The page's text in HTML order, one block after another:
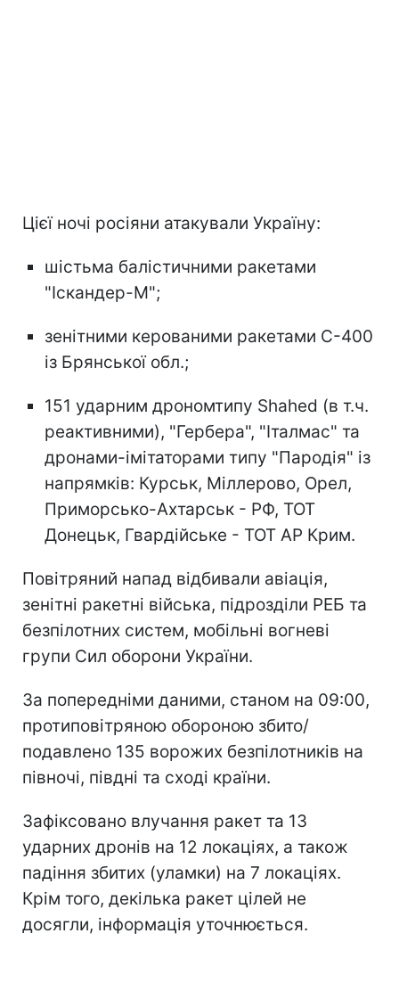
Цієї ночі росіяни атакували Україну:
шістьма балістичними ракетами
"Іскандер-М";
зенітними керованими ракетами С-400
із Брянської обл.;
151 ударним дрономтипу Shahed (в т.ч.
реактивними), "Гербера", "Італмас" та
дронами-імітаторами типу "Пародія" із
напрямків: Курськ, Міллерово, Орел,
Приморсько-Ахтарськ - РФ, ТОТ
Донецьк, Гвардійське - ТОТ АР Крим.
Повітряний напад відбивали авіація,
зенітні ракетні війська, підрозділи РЕБ та
безпілотних систем, мобільні вогневі
групи Сил оборони України.
За попередніми даними, станом на 09:00,
протиповітряною обороною збито/
подавлено 135 ворожих безпілотників на
півночі, півдні та сході країни.
Зафіксовано влучання ракет та 13
ударних дронів на 12 локаціях, а також
падіння збитих (уламки) на 7 локаціях.
Крім того, декілька ракет цілей не
досягли, інформація уточнюється.